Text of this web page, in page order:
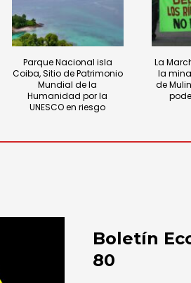
Parque Nacional isla
Coiba, Sitio de Patrimonio
Mundial de la
Humanidad por la
UNESCO en riesgo
La
la
de
Boletín
80